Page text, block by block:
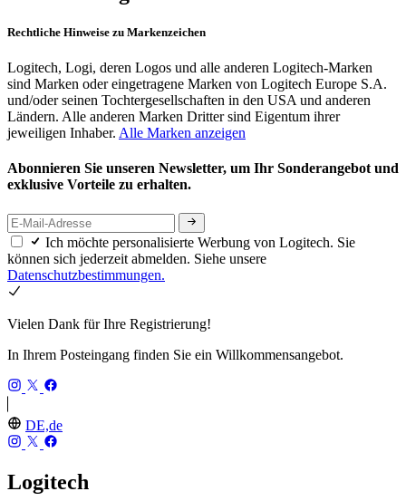
Rechtliche Hinweise zu Markenzeichen
Logitech, Logi, deren Logos und alle anderen Logitech-Marken
sind Marken oder eingetragene Marken von Logitech Europe S.A.
und/oder seinen Tochtergesellschaften in den USA und anderen
Ländern. Alle anderen Marken Dritter sind Eigentum ihrer
jeweiligen Inhaber. Alle Marken anzeigen
Abonnieren Sie unseren Newsletter, um Ihr Sonderangebot und
exklusive Vorteile zu erhalten.
Ich möchte personalisierte Werbung von Logitech. Sie
können sich jederzeit abmelden. Siehe unsere
Datenschutzbestimmungen.
Vielen Dank für Ihre Registrierung!
In Ihrem Posteingang finden Sie ein Willkommensangebot.
DE,de
Logitech